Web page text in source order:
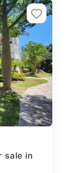
sale in